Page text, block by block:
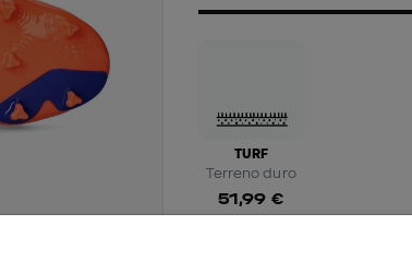
TURF
Terreno duro
51,99 €